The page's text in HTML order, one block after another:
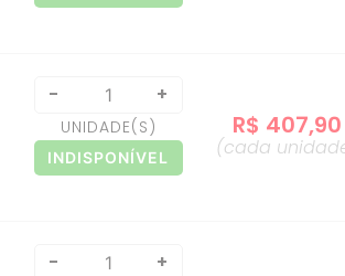
- +
UNIDADE(S)
INDISPONÍVEL
R$ 407,90
(cada
- +